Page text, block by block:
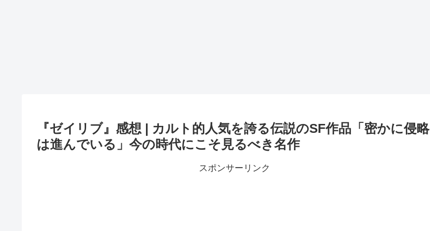
『ゼイリブ』感想 | カルト的人気を誇る伝説のSF作品「密かに侵略
は進んでいる」今の時代にこそ見るべき名作
スポンサーリンク